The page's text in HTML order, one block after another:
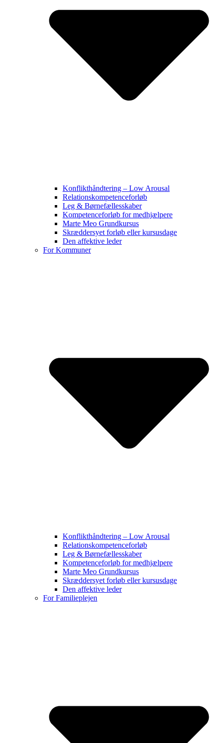
Konflikthåndtering – Low Arousal
Relationskompetenceforløb
Leg & Børnefællesskaber
Kompetenceforløb for medhjælpere
Marte Meo Grundkursus
Skræddersyet forløb eller kursusdage
Den affektive leder
For Kommuner
Konflikthåndtering – Low Arousal
Relationskompetenceforløb
Leg & Børnefællesskaber
Kompetenceforløb for medhjælpere
Marte Meo Grundkursus
Skræddersyet forløb eller kursusdage
Den affektive leder
For Familieplejen